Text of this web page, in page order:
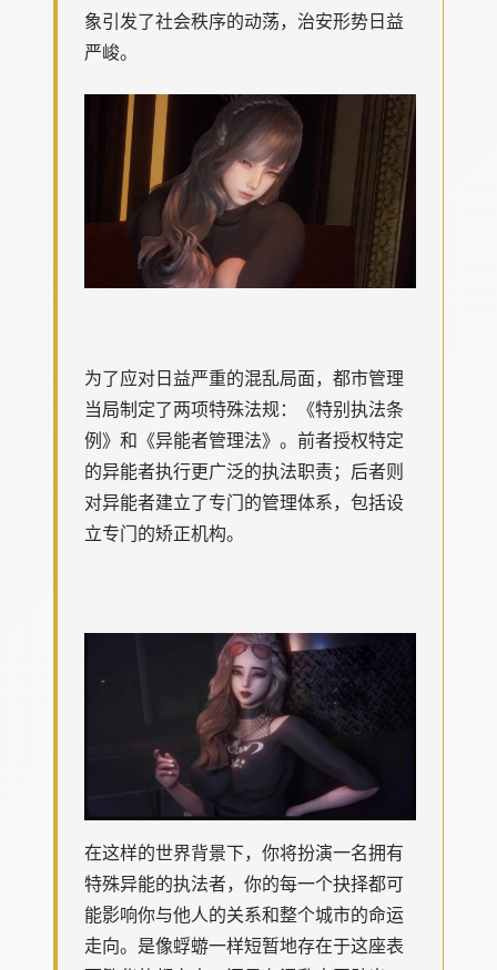
象引发了社会秩序的动荡，治安形势日益
严峻。
为了应对日益严重的混乱局面，都市管理
当局制定了两项特殊法规：《特别执法条
例》和《异能者管理法》。前者授权特定
的异能者执行更广泛的执法职责；后者则
对异能者建立了专门的管理体系，包括设
立专门的矫正机构。
在这样的世界背景下，你将扮演一名拥有
特殊异能的执法者，你的每一个抉择都可
能影响你与他人的关系和整个城市的命运
走向。是像蜉蝣一样短暂地存在于这座表